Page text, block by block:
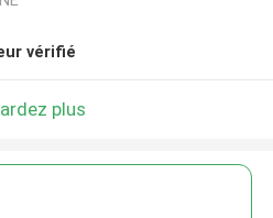
vérifié
plus